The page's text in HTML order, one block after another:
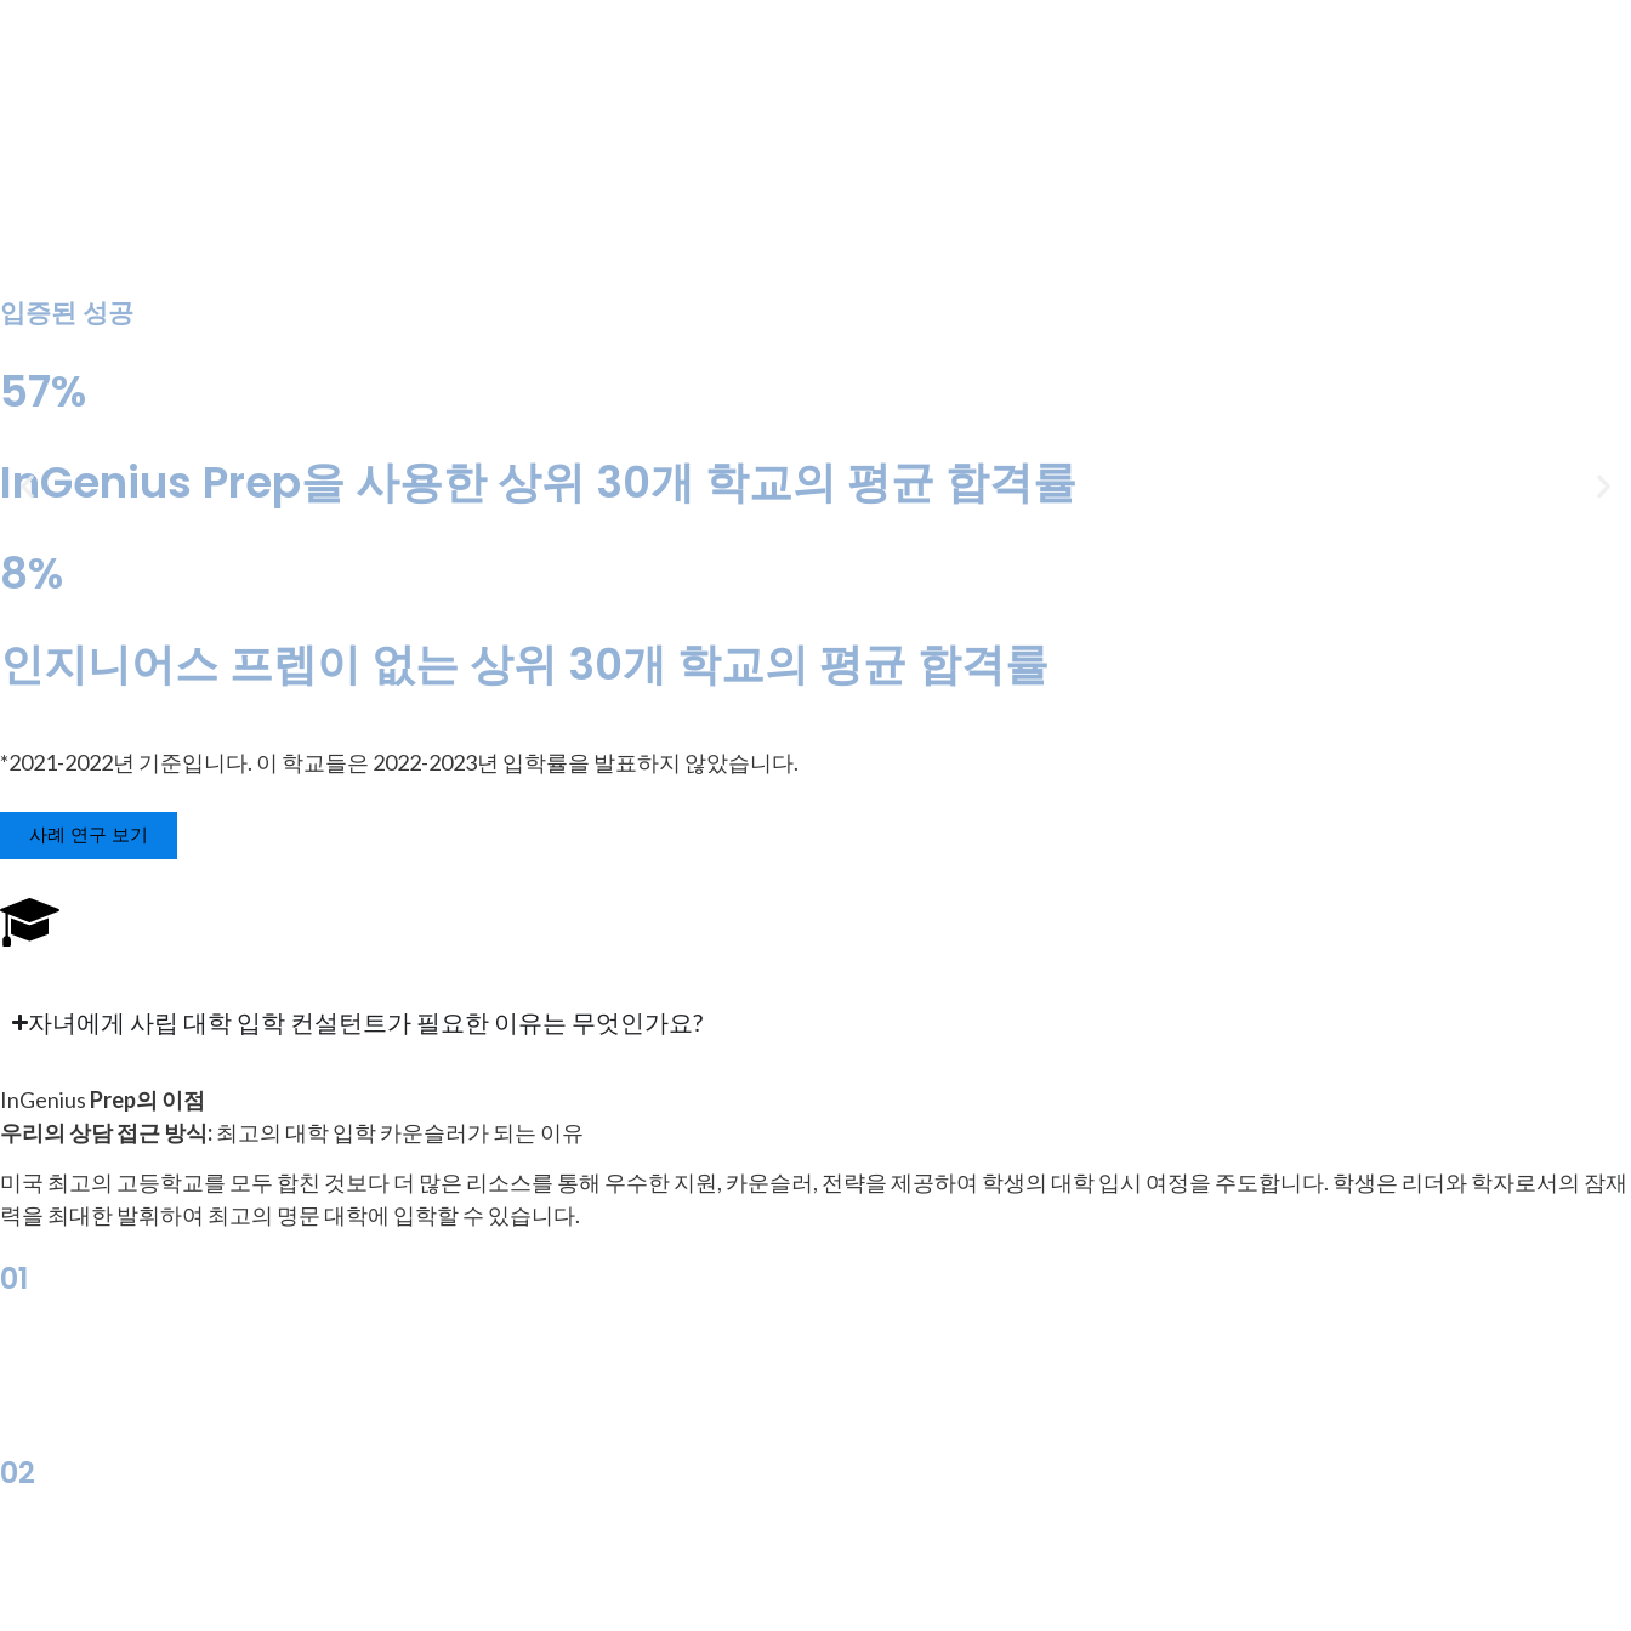
입증된 성공
57%
InGenius Prep을 사용한 상위 30개 학교의 평균 합격률
8%
인지니어스 프렙이 없는 상위 30개 학교의 평균 합격률
*2021-2022년 기준입니다. 이 학교들은 2022-2023년 입학률을 발표하지 않았습니다.
사례 연구 보기
자녀에게 사립 대학 입학 컨설턴트가 필요한 이유는 무엇인가요?
InGenius Prep의 이점
우리의 상담 접근 방식:최고의 대학 입학 카운슬러가 되는 이유
미국 최고의 고등학교를 모두 합친 것보다 더 많은 리소스를 통해 우수한 지원, 카운슬러, 전략을 제공하여 학생의 대학 입시 여정을 주도합니다. 학생은 리더와 학자로서의 잠재
력을 최대한 발휘하여 최고의 명문 대학에 입학할 수 있습니다.
01
02